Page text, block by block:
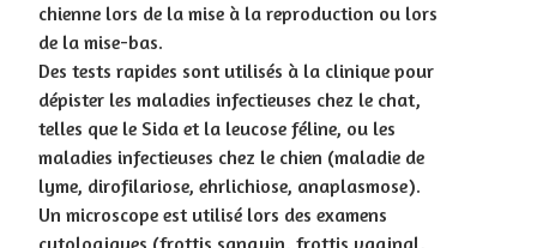
chienne lors de la mise à la reproduction ou lors
de la mise-bas.
Des tests rapides sont utilisés à la clinique pour
dépister les maladies infectieuses chez le chat,
telles que le Sida et la leucose féline, ou les
maladies infectieuses chez le chien (maladie de
lyme, dirofilariose, ehrlichiose, anaplasmose).
Un microscope est utilisé lors des examens
cytologiques (frottis sanguin, frottis vaginal,